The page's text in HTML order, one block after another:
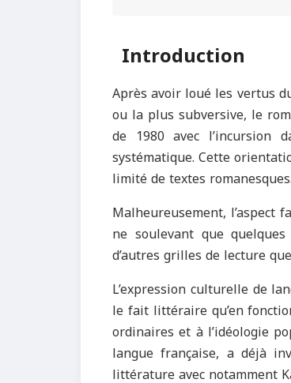
Introduction
Après avoir loué les vertus
ou la plus subversive, le
de 1980 avec l’incursion
systématique. Cette
limité de textes romanesques.
Malheureusement, l’aspect
ne soulevant que
d’autres grilles de lecture
L’expression culturelle de
le fait littéraire qu’en
ordinaires et à l’idéologie
langue française, a déjà
littérature avec notamment